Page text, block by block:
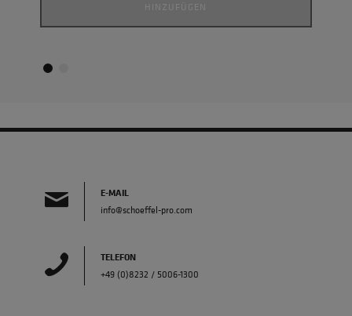
HINZUFÜGEN
E-MAIL
info@schoeffel-pro.com
TELEFON
+49 (0)8232 / 5006-1300